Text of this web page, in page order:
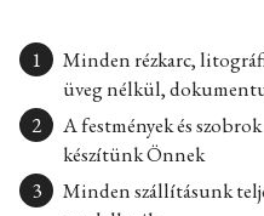
Minden rézkarc,
üveg nélkül,
A festmények és
készítünk Önnek
Minden szállításunk